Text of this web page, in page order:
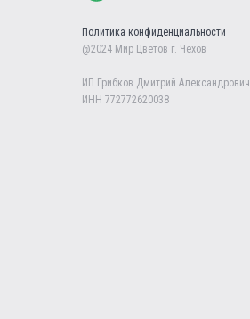
Политика конфиденциальности
@2024 Мир Цветов г. Чехов
ИП Грибков Дмитрий Александрович
ИНН 772772620038